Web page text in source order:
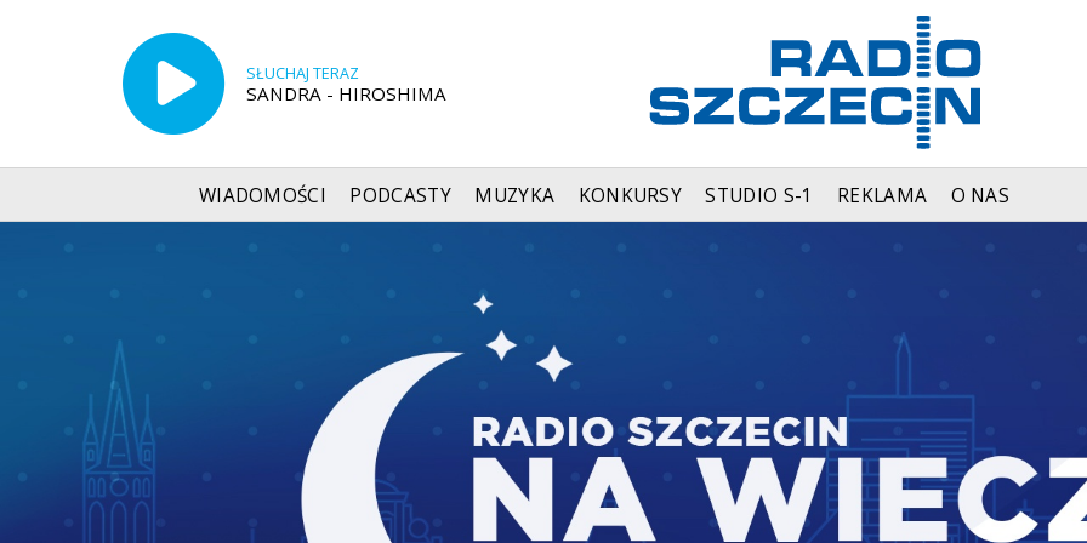
SŁUCHAJ TERAZ
SANDRA - HIROSHIMA
WIADOMOŚCI PODCASTY MUZYKA KONKURSY STUDIO S-1 REKLAMA O NAS